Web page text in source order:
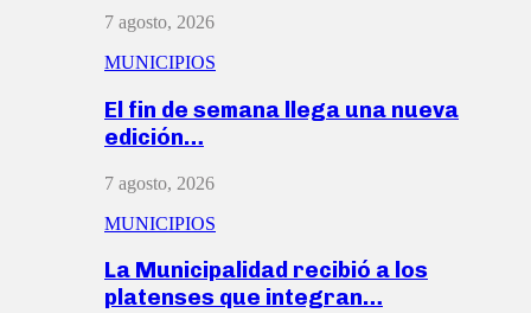
7 agosto, 2026
MUNICIPIOS
El fin de semana llega una nueva
edición…
7 agosto, 2026
MUNICIPIOS
La Municipalidad recibió a los
platenses que integran…